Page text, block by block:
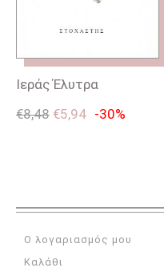
Ιεράς Έλυτρα
€8,48 €5,94 -30%
Ο λογαριασμός μου
Καλάθι